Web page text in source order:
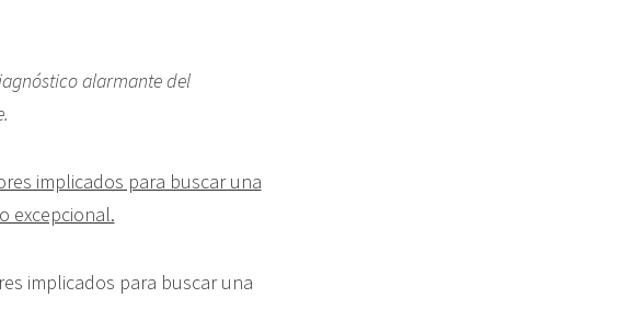
alarmante del
implicados para buscar una